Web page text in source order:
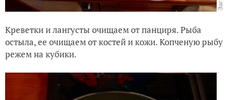
Креветки и лангусты очищаем от панциря. Рыба
остыла, ее очищаем от костей и кожи. Копченую рыбу
режем на кубики.